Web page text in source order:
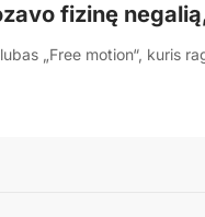
fizinę
„Free motion“, kuris